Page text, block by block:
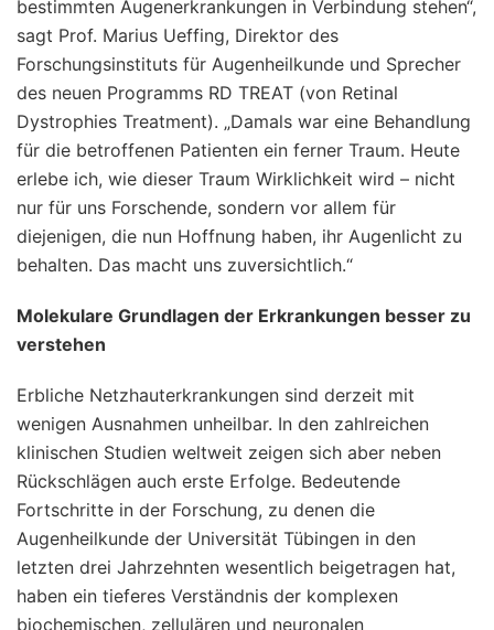
bestimmten Augenerkrankungen in Verbindung stehen“,
sagt Prof. Marius Ueffing, Direktor des
Forschungsinstituts für Augenheilkunde und Sprecher
des neuen Programms RD TREAT (von Retinal
Dystrophies Treatment). „Damals war eine Behandlung
für die betroffenen Patienten ein ferner Traum. Heute
erlebe ich, wie dieser Traum Wirklichkeit wird – nicht
nur für uns Forschende, sondern vor allem für
diejenigen, die nun Hoffnung haben, ihr Augenlicht zu
behalten. Das macht uns zuversichtlich.“
Molekulare Grundlagen der Erkrankungen besser zu
verstehen
Erbliche Netzhauterkrankungen sind derzeit mit
wenigen Ausnahmen unheilbar. In den zahlreichen
klinischen Studien weltweit zeigen sich aber neben
Rückschlägen auch erste Erfolge. Bedeutende
Fortschritte in der Forschung, zu denen die
Augenheilkunde der Universität Tübingen in den
letzten drei Jahrzehnten wesentlich beigetragen hat,
haben ein tieferes Verständnis der komplexen
biochemischen, zellulären und neuronalen